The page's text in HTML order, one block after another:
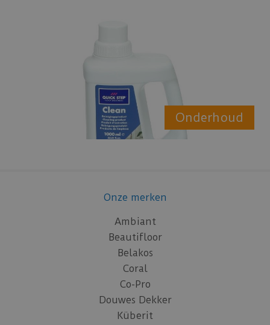
Onderhoud
Onze merken
Ambiant
Beautifloor
Belakos
Coral
Co-Pro
Douwes Dekker
Küberit